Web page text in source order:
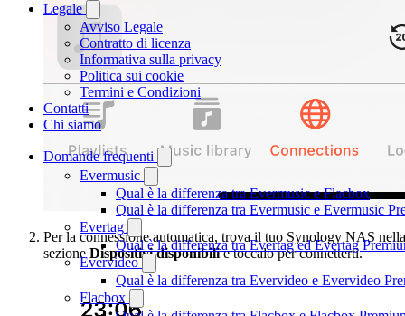
Legale
Avviso Legale
Contratto di licenza
Informativa sulla privacy
Politica sui cookie
Termini e Condizioni
Contatti
Chi siamo
Domande frequenti
Evermusic
Qual è la differenza tra Evermusic e Flacbox
Qual è la differenza tra Evermusic e Evermusic
Evertag
Qual è la differenza tra Evertag ed Evertag
Evervideo
Qual è la differenza tra Evervideo e Evervideo
Flacbox
Per la connessione automatica, trova il tuo Synology NAS nella
sezione Dispositivi disponibilie toccalo per connetterti.